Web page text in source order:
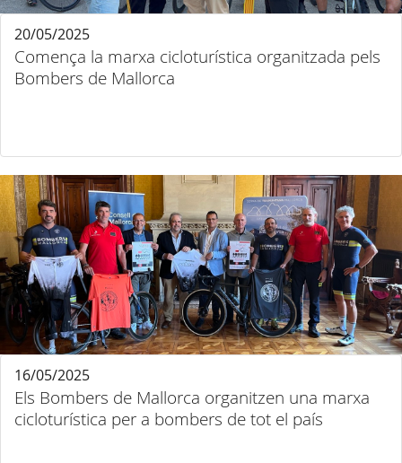
Comença la marxa cicloturística organitzada pels
Bombers de Mallorca
20/05/2025
Els Bombers de Mallorca organitzen una marxa
cicloturística per a bombers de tot el país
16/05/2025